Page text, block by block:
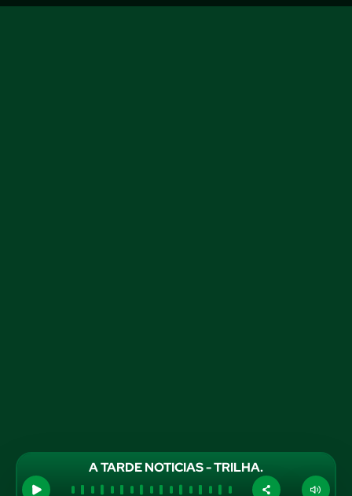
A TARDE NOTICIAS - TRILHA.